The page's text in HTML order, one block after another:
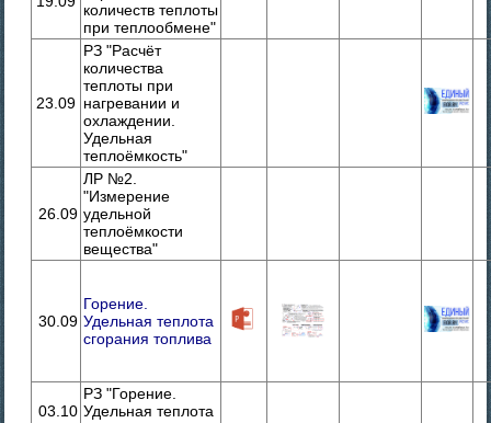
количеств теплоты
при теплообмене"
23.09
РЗ "Расчёт
количества
теплоты при
нагревании и
охлаждении.
Удельная
теплоёмкость"
26.09
ЛР №2.
"Измерение
удельной
теплоёмкости
вещества"
30.09
Горение.
Удельная теплота
сгорания топлива
03.10
РЗ "Горение.
Удельная теплота